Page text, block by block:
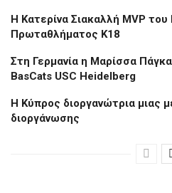
H Kατερίνα Σιακαλλή MVP
Πρωταθλήματος Κ18
Στη Γερμανία η Μαρίσσα
BasCats USC Heidelberg
Η Κύπρος διοργανώτρια μιας
διοργάνωσης